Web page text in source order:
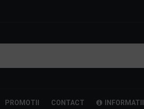
PROMOTII CONTACT INFORMATII